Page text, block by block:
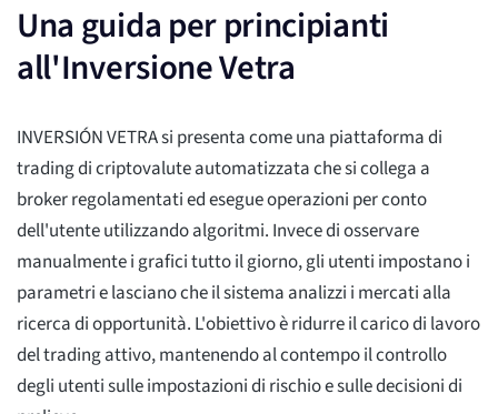
Una guida per principianti
all'Inversione Vetra
INVERSIÓN VETRA si presenta come una piattaforma di
trading di criptovalute automatizzata che si collega a
broker regolamentati ed esegue operazioni per conto
dell'utente utilizzando algoritmi. Invece di osservare
manualmente i grafici tutto il giorno, gli utenti impostano i
parametri e lasciano che il sistema analizzi i mercati alla
ricerca di opportunità. L'obiettivo è ridurre il carico di lavoro
del trading attivo, mantenendo al contempo il controllo
degli utenti sulle impostazioni di rischio e sulle decisioni di